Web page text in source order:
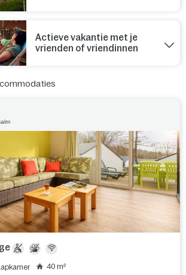
Actieve vakantie met je
vrienden of vriendinnen
40 m²